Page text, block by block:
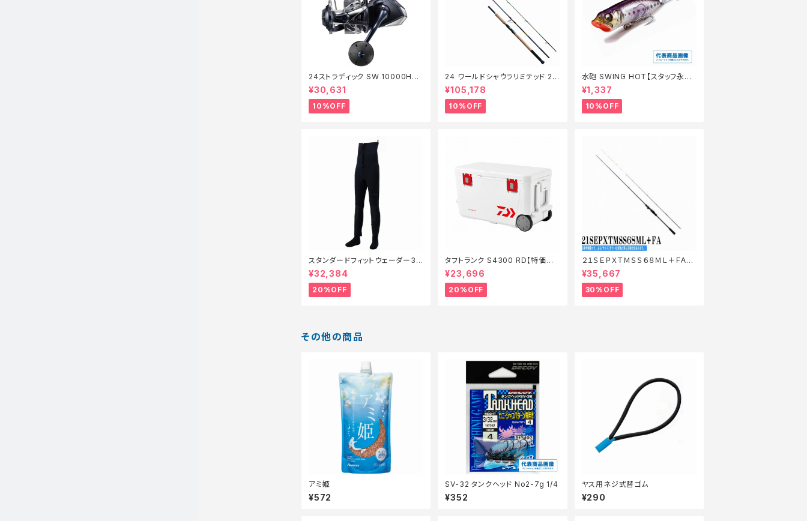
24ストラディック SW 10000HG
【継続セール_リール】【10】
¥30,631
10%OFF
24 ワールドシャウラリミテッド 21
053R-3【継続セール_ロッド】【1
0】
¥105,178
10%OFF
水砲 SWING HOT【スタッフ永徳
夏のチニングオススメルアー】
¥1,337
10%OFF
スタンダードフィットウェーダー3.
0FW−040X 黒 SB【特価装備】【2
0】
¥32,384
20%OFF
タフトランク S4300 RD【特価装
備】【20】
¥23,696
20%OFF
２１ＳＥＰＸＴＭＳＳ６８ＭＬ＋ＦＡ
【特価ロッド】【30】
¥35,667
30%OFF
その他の商品
アミ姫
¥572
SV-32 タンクヘッド No2-7g 1/4
¥352
ヤス用ネジ式替ゴム
¥290